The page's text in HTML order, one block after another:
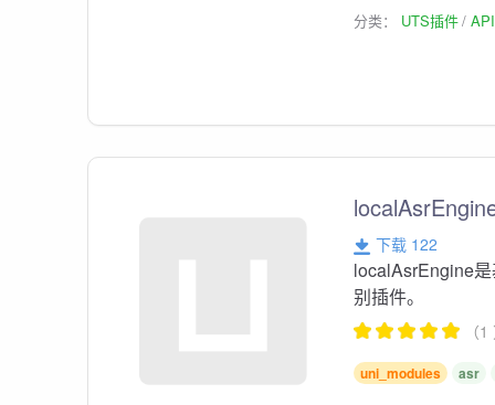
分类： UTS插件
下载 122
localAsrEngine
别插件。
（
uni_modules asr